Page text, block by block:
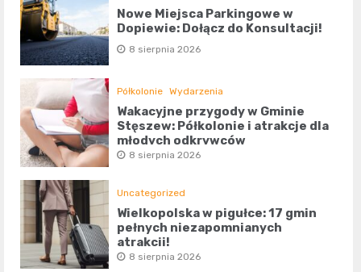
Nowe Miejsca Parkingowe w
Dopiewie: Dołącz do Konsultacji!
8 sierpnia 2026
Półkolonie Wydarzenia
Wakacyjne przygody w Gminie
Stęszew: Półkolonie i atrakcje dla
młodych odkrywców
8 sierpnia 2026
Uncategorized
Wielkopolska w pigułce: 17 gmin
pełnych niezapomnianych
atrakcji!
8 sierpnia 2026